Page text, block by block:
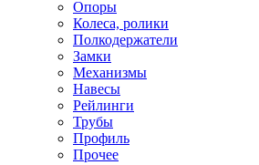
Опоры
Колеса, ролики
Полкодержатели
Замки
Механизмы
Навесы
Рейлинги
Трубы
Профиль
Прочее